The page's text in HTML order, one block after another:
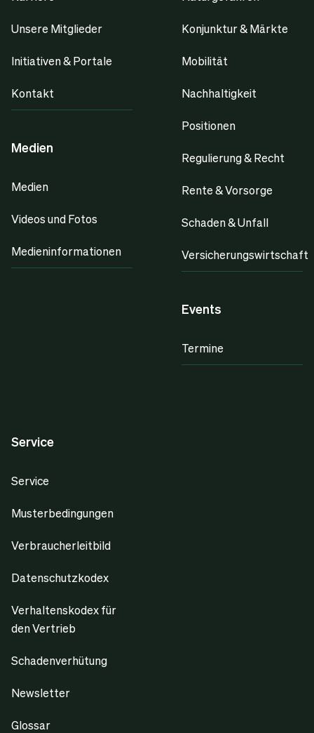
Unsere Mitglieder
Initiativen & Portale
Kontakt
Medien
Medien
Videos und Fotos
Medieninformationen
Konjunktur & Märkte
Mobilität
Nachhaltigkeit
Positionen
Regulierung & Recht
Rente & Vorsorge
Schaden & Unfall
Versicherungswirtschaft
Events
Termine
Service
Service
Musterbedingungen
Verbraucherleitbild
Datenschutzkodex
Verhaltenskodex für
den Vertrieb
Schadenverhütung
Newsletter
Glossar